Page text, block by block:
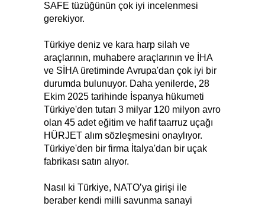
SAFE tüzüğünün çok iyi incelenmesi
gerekiyor.
Türkiye deniz ve kara harp silah ve
araçlarının, muhabere araçlarının ve İHA
ve SİHA üretiminde Avrupa'dan çok iyi bir
durumda bulunuyor. Daha yenilerde, 28
Ekim 2025 tarihinde İspanya hükumeti
Türkiye'den tutarı 3 milyar 120 milyon avro
olan 45 adet eğitim ve hafif taarruz uçağı
HÜRJET alım sözleşmesini onaylıyor.
Türkiye'den bir firma İtalya'dan bir uçak
fabrikası satın alıyor.
Nasıl ki Türkiye, NATO’ya girişi ile
beraber kendi milli savunma sanayi